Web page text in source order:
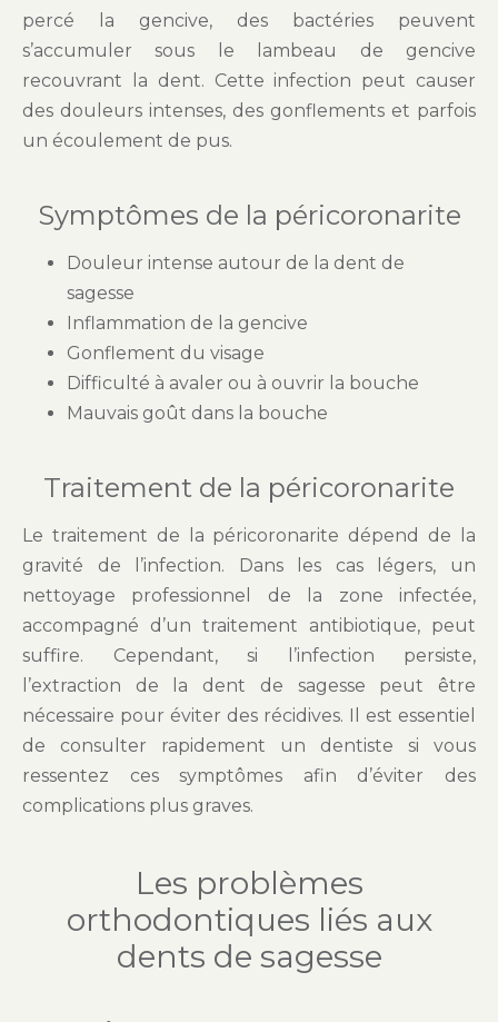
percé la gencive, des bactéries peuvent
s’accumuler sous le lambeau de gencive
recouvrant la dent. Cette infection peut causer
des douleurs intenses, des gonflements et parfois
un écoulement de pus.
Symptômes de la péricoronarite
Douleur intense autour de la dent de
sagesse
Inflammation de la gencive
Gonflement du visage
Difficulté à avaler ou à ouvrir la bouche
Mauvais goût dans la bouche
Traitement de la péricoronarite
Le traitement de la péricoronarite dépend de la
gravité de l’infection. Dans les cas légers, un
nettoyage professionnel de la zone infectée,
accompagné d’un traitement antibiotique, peut
suffire. Cependant, si l’infection persiste,
l’extraction de la dent de sagesse peut être
nécessaire pour éviter des récidives. Il est essentiel
de consulter rapidement un dentiste si vous
ressentez ces symptômes afin d’éviter des
complications plus graves.
Les problèmes
orthodontiques liés aux
dents de sagesse